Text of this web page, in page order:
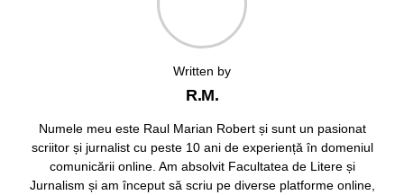
Written by
R.M.
Numele meu este Raul Marian Robert și sunt un pasionat
scriitor și jurnalist cu peste 10 ani de experiență în domeniul
comunicării online. Am absolvit Facultatea de Litere și
Jurnalism și am început să scriu pe diverse platforme online,